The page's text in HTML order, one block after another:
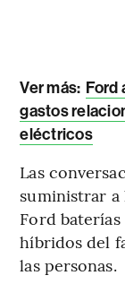
Ver más: Ford
gastos
eléctricos
Las
suministrar a
Ford
híbridos del
las personas.